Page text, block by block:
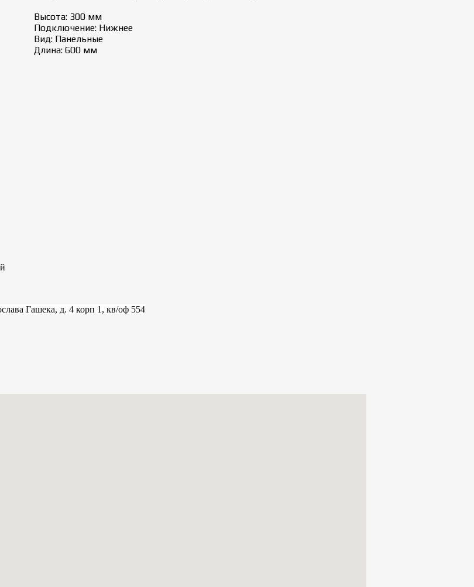
Высота: 300 мм
Подключение: Нижнее
Вид: Панельные
Длина: 600 мм
Гашека, д. 4 корп 1, кв/оф 554